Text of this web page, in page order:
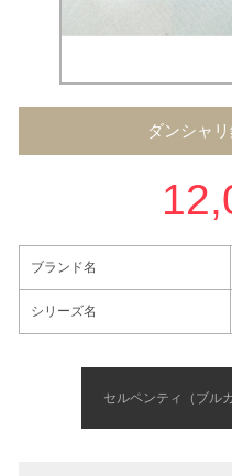
ダンシャ
ブランド名
シリーズ名
セルペンティ（ブル